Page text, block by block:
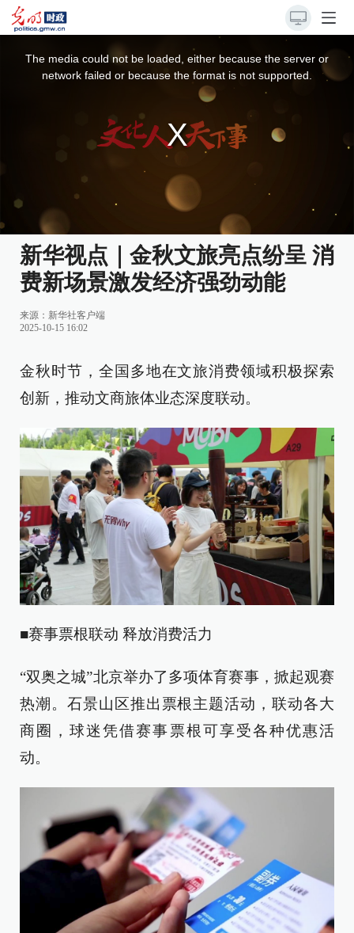
The media could not be loaded, either because the server or
network failed or because the format is not supported.
新华视点｜金秋文旅亮点纷呈 消
费新场景激发经济强劲动能
来源： 新华社客户端
2025-10-15 16:02
金秋时节，全国多地在文旅消费领域积极探索
创新，推动文商旅体业态深度联动。
■赛事票根联动 释放消费活力
“双奥之城”北京举办了多项体育赛事，掀起观赛
热潮。石景山区推出票根主题活动，联动各大
商圈，球迷凭借赛事票根可享受各种优惠活
动。